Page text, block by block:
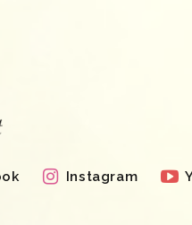
Instagram